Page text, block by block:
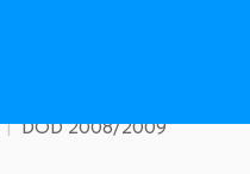
DOD 2008/2009